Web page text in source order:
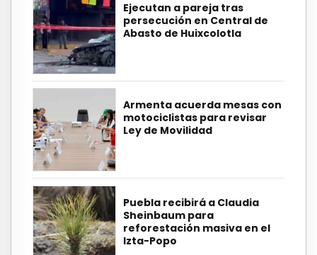
Ejecutan a pareja tras
persecución en Central de
Abasto de Huixcolotla
Armenta acuerda mesas con
motociclistas para revisar
Ley de Movilidad
Puebla recibirá a Claudia
Sheinbaum para
reforestación masiva en el
Izta-Popo